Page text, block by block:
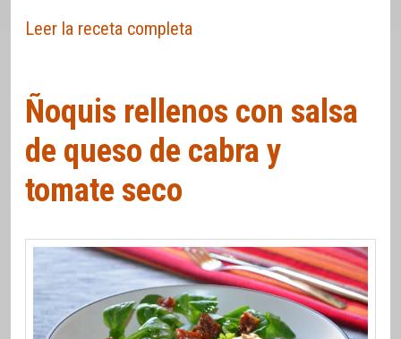
Leer la receta completa
Ñoquis rellenos con salsa
de queso de cabra y
tomate seco